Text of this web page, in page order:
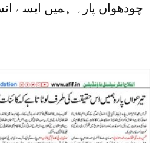
چودھواں پارہ ہمیں ایسے